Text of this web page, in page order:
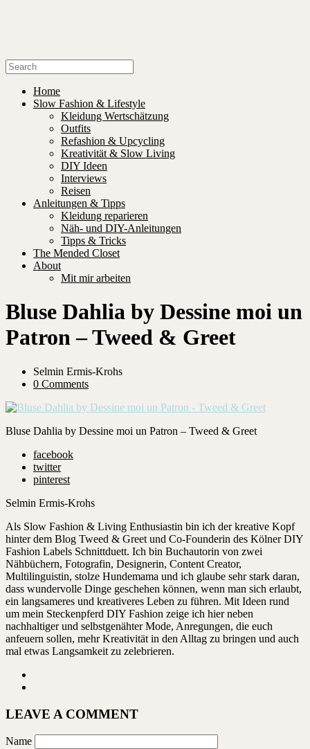
Home
Slow Fashion & Lifestyle
Kleidung Wertschätzung
Outfits
Refashion & Upcycling
Kreativität & Slow Living
DIY Ideen
Interviews
Reisen
Anleitungen & Tipps
Kleidung reparieren
Näh- und DIY-Anleitungen
Tipps & Tricks
The Mended Closet
About
Mit mir arbeiten
Bluse Dahlia by Dessine moi un
Patron – Tweed & Greet
Selmin Ermis-Krohs
0 Comments
Bluse Dahlia by Dessine moi un Patron – Tweed & Greet
facebook
twitter
pinterest
Selmin Ermis-Krohs
Als Slow Fashion & Living Enthusiastin bin ich der kreative Kopf
hinter dem Blog Tweed & Greet und Co-Founderin des Kölner DIY
Fashion Labels Schnittduett. Ich bin Buchautorin von zwei
Nähbüchern, Fotografin, Designerin, Content Creator,
Multilinguistin, stolze Hundemama und ich glaube sehr stark daran,
dass wundervolle Dinge geschehen können, wenn man sich erlaubt,
ein langsameres und kreativeres Leben zu führen. Mit Ideen rund
um mein Steckenpferd DIY Fashion zeige ich hier neben
nachhaltiger und selbstgenähter Mode, Anregungen, die euch
anfeuern sollen, mehr Kreativität in den Alltag zu bringen und auch
mal etwas Langsamkeit zu zelebrieren.
LEAVE A COMMENT
Name